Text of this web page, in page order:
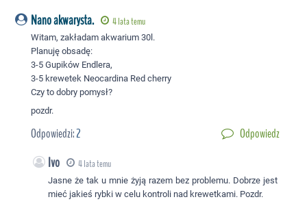
Nano akwarysta. 4 lata temu
Witam, zakładam akwarium 30l.
Planuję obsadę:
3-5 Gupików Endlera,
3-5 krewetek Neocardina Red cherry
Czy to dobry pomysł?
pozdr.
Odpowiedzi:2 Odpowiedz
Ivo 4 lata temu
Jasne że tak u mnie żyją razem bez problemu. Dobrze jest
mieć jakieś rybki w celu kontroli nad krewetkami. Pozdr.